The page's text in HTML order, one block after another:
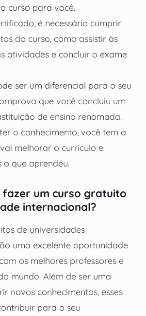
curso para você.
é necessário cumprir
do curso, como assistir às
atividades e concluir o exame
ser um diferencial para o seu
que você concluiu um
de ensino renomada.
o conhecimento, você tem a
melhorar o currículo e
que aprendeu.
fazer um curso gratuito
internacional?
de universidades
uma excelente oportunidade
os melhores professores e
mundo. Além de ser uma
novos conhecimentos, esses
para o seu